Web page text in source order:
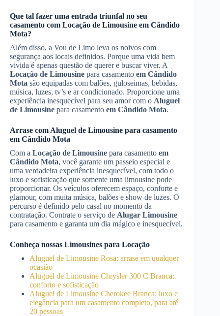
Que tal fazer uma entrada triunfal no seu
casamento com Locação de Limousine em Cândido
Mota?
Além disso, a Vou de Limo leva os noivos com
segurança aos locais definidos. Porque uma vida bem
vivida é apenas questão de querer e buscar viver. A
Locação de Limousine para casamento em Cândido
Mota são equipadas com balões, guloseimas, bebidas,
música, luzes, tv’s e ar condicionado. Proporcione uma
experiência inesquecível para seu amor com o Aluguel
de Limousine para casamento em Cândido Mota.
Arrase com Aluguel de Limousine para casamento
em Cândido Mota
Com a Locação de Limousine para casamento em
Cândido Mota, você garante um passeio especial e
uma verdadeira experiência inesquecível, com todo o
luxo e sofisticação que somente uma limousine pode
proporcionar. Os veículos oferecem espaço, conforte e
glamour, com muita música, balões e show de luzes. O
percurso é definido pelo casal no momento da
contratação. Contrate o serviço de Alugar Limousine
para casamento e garanta um dia mágico e inesquecível.
Conheça nossas Limousines para Locação
Aluguel de Limousine Rosa: arrase em qualquer
ocasião
Aluguel de Limousine Chrysler 300 C Branca:
conforto e sofisticação
Aluguel de Limousine Cherokee Branca: luxo e
elegância para um casamento completo, para até
20 pessoas